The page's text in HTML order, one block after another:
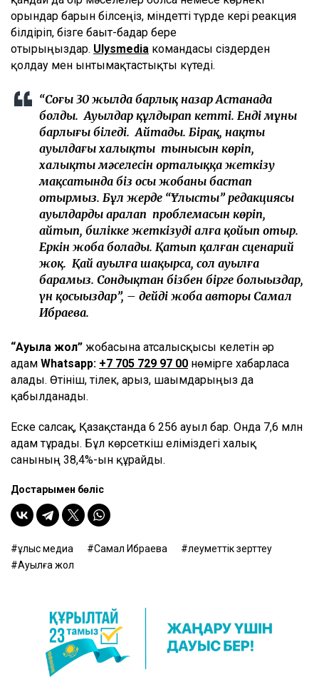
орындар барын білсеңіз, міндетті түрде кері реакция
білдіріп, бізге бағыт-бағдар бере
отырыңыздар. Ulysmedia командасы сіздерден
қолдау мен ынтымақтастықты күтеді.
“Соңғы 30 жылда барлық назар Астанада
болды. Ауылдар құлдырап кетті. Енді мұны
барлығы біледі. Айтады. Бірақ, нақты
ауылдағы халықтың тынысын көріп,
халықтың мәселесін орталыққа жеткізу
мақсатында біз осы жобаны бастап
отырмыз. Бұл жерде “Ұлыстың” редакциясы
ауылдарды аралап проблемасын көріп,
айтып, билікке жеткізуді алға қойып отыр.
Еркін жоба болады. Қатып қалған сценарий
жоқ. Қай ауылға шақырса, сол ауылға
барамыз. Сондықтан бізбен бірге болыңыздар,
үн қосыңыздар”, – дейді жоба авторы Самал
Ибраева.
“Ауылға жол” жобасына атсалысқысы келетін әр
адам Whatsapp: +7 705 729 97 00 нөмірге хабарласа
алады. Өтініш, тілек, арыз, шағымдарыңыз да
қабылданады.
Еске салсақ, Қазақстанда 6 256 ауыл бар. Онда 7,6 млн
адам тұрады. Бұл көрсеткіш еліміздегі халық
санының 38,4%-ын құрайды.
Достарыңмен бөліс
ұлыс медиа Самал Ибраева
әлеуметтік зерттеу
Ауылға жол